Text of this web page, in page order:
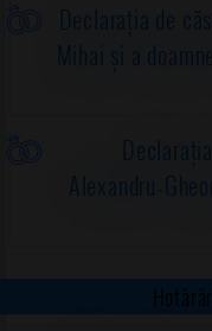
Declarația de
Mihai și a
Alexandru-